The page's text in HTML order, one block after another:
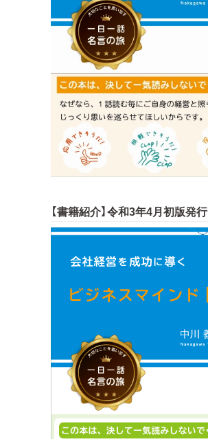
【書籍紹介】令和3年4月初版発行